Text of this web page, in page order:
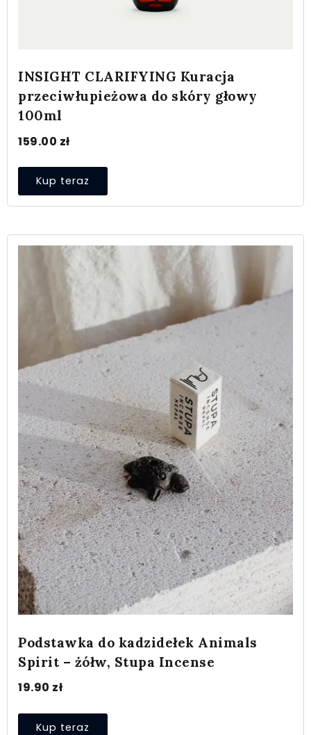
INSIGHT CLARIFYING Kuracja
przeciwłupieżowa do skóry głowy
100ml
159.00 zł
Kup teraz
Podstawka do kadzidełek Animals
Spirit – żółw, Stupa Incense
19.90 zł
Kup teraz